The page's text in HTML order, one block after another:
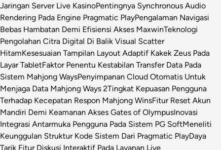
Jaringan Server Live KasinoPentingnya Synchronous Audio
Rendering Pada Engine Pragmatic PlayPengalaman Navigasi
Bebas Hambatan Demi Efisiensi Akses MaxwinTeknologi
Pengolahan Citra Digital Di Balik Visual Scatter
HitamKesesuaian Tampilan Layout Adaptif Kakek Zeus Pada
Layar TabletFaktor Penentu Kestabilan Transfer Data Pada
Sistem Mahjong WaysPenyimpanan Cloud Otomatis Untuk
Menjaga Data Mahjong Ways 2Tingkat Kepuasan Pengguna
Terhadap Kecepatan Respon Mahjong WinsFitur Reset Akun
Mandiri Demi Keamanan Akses Gates of OlympusInovasi
Integrasi Antarmuka Pengguna Pada Sistem PG SoftMeneliti
Keunggulan Struktur Kode Sistem Dari Pragmatic PlayDaya
Tarik Fitur Diskusi Interaktif Pada Layanan Live